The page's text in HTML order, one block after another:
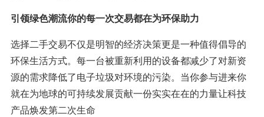
引领绿色潮流你的每一次交易都在为环保助力
选择二手交易不仅是明智的经济决策更是一种值得倡导的
环保生活方式。每一台被重新利用的设备都减少了对新资
源的需求降低了电子垃圾对环境的污染。当你参与进来你
就在为地球的可持续发展贡献一份实实在在的力量让科技
产品焕发第二次生命